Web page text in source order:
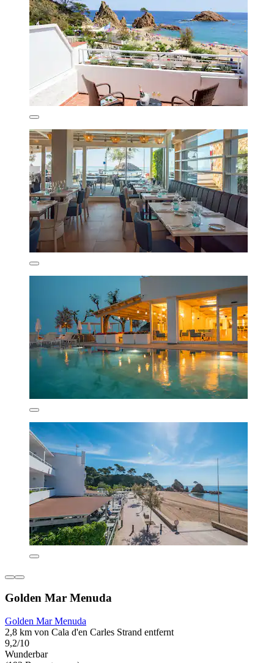
Golden Mar Menuda
Golden Mar Menuda
2,8 km von Cala d'en Carles Strand entfernt
9,2/10
Wunderbar